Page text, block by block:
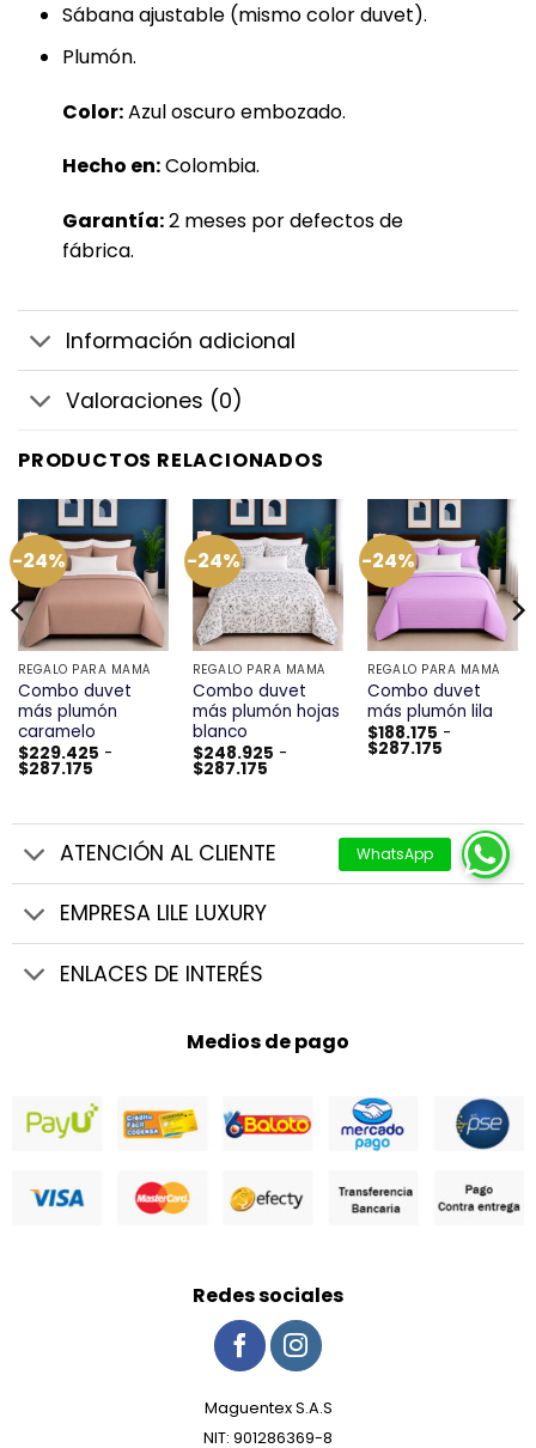
Sábana ajustable (mismo color duvet).
Plumón.
Color:Azul oscuro embozado.
Hecho en:Colombia.
Garantía:2 meses por defectos de
fábrica.
Información adicional
Valoraciones (0)
PRODUCTOS RELACIONADOS
-24%
REGALO PARA MAMÁ
Combo duvet
más plumón
caramelo
$229.425 -
$287.175Rango
$229.425
hasta
$287.175
-24%
REGALO PARA MAMÁ
Combo duvet
más plumón hojas
blanco
$248.925 -
$287.175Rango
$248.925
hasta
$287.175
-24%
REGALO PARA MAMÁ
Combo duvet
más plumón lila
$188.175 -
$287.175Rango
hasta
$287.175
ATENCIÓN AL CLIENTE
EMPRESA LILE LUXURY
ENLACES DE INTERÉS
Medios de pago
Redes sociales
Maguentex S.A.S
NIT: 901286369-8